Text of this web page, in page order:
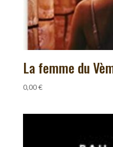
La femme du
0,00€